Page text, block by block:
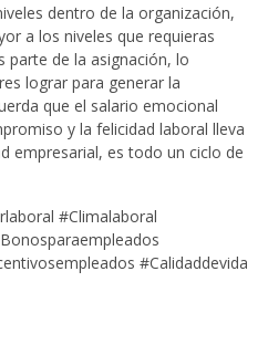
dentro de la organización,
a los niveles que requieras
parte de la asignación, lo
lograr para generar la
que el salario emocional
y la felicidad laboral lleva
empresarial, es todo un ciclo de
#Climalaboral
#Calidaddevida